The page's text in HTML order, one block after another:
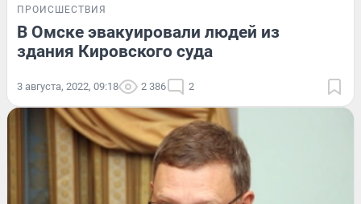
ПРОИСШЕСТВИЯ
В Омске эвакуировали людей из
здания Кировского суда
3 августа, 2022, 09:18 2 386 2